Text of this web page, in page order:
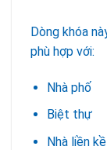
Dòng khóa
phù hợp với:
Nhà phố
Biệt thự
Nhà liền kề